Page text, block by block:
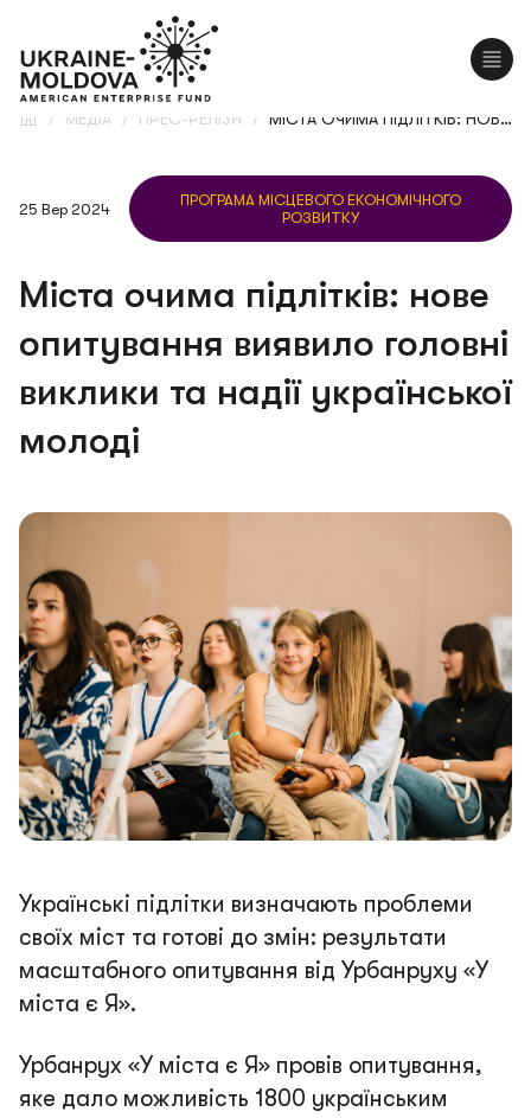
/ МЕДІА / ПРЕС-РЕЛІЗИ / МІСТА ОЧИМА ПІДЛІТКІВ: НОВЕ ОПИТУВАННЯ ВИЯВИЛО ГОЛОВНІ ВИКЛИКИ ТА НАДІЇ УКРАЇНСЬКОЇ МОЛОДІ
25 Вер 2024
ПРОГРАМА МІСЦЕВОГО ЕКОНОМІЧНОГО
РОЗВИТКУ
Міста очима підлітків: нове
опитування виявило головні
виклики та надії української
молоді
Українські підлітки визначають проблеми
своїх міст та готові до змін: результати
масштабного опитування від Урбанруху «У
міста є Я».
Урбанрух «У міста є Я» провів опитування,
яке дало можливість 1800 українським